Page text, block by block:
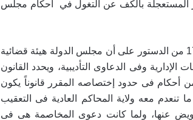
المستعجلة بالكف عن التغول في أحكام مجلس
وأوضح أن مؤدى النص فى المادة 172 من الدستور على أن مجلس الدولة هيئة قضائية
وفى الدعاوى التأديبية، ويحدد القانون
أحكام فى حدود إختصاصه المقرر قانوناً يكون
تنعدم معه ولاية المحاكم العادية فى التعقيب
عنها، ولما كانت دعوى المخاصمة هى فى